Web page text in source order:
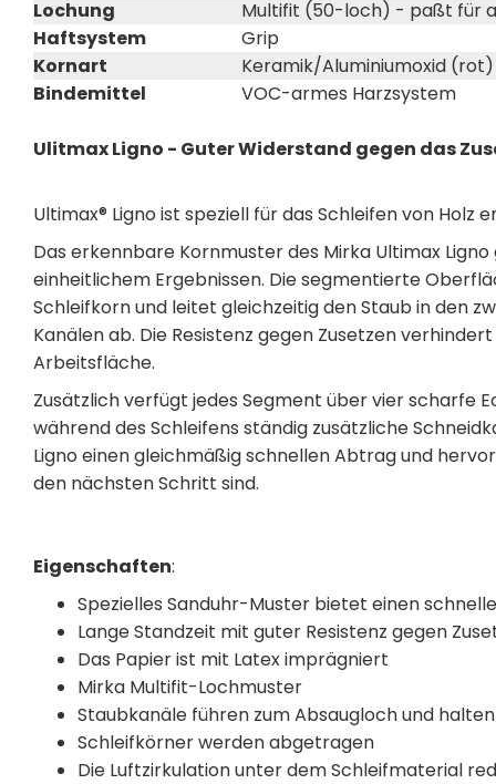
Lochung
Multifit (50-loch) - paßt für
Haftsystem
Grip
Kornart
Keramik/Aluminiumoxid (rot)
Bindemittel
VOC-armes Harzsystem
Ulitmax Ligno - Guter Widerstand gegen das
Ultimax® Ligno ist speziell für das Schleifen von Holz
Das erkennbare Kornmuster des Mirka Ultimax
einheitlichem Ergebnissen. Die segmentierte
Schleifkorn und leitet gleichzeitig den Staub in den
Kanälen ab. Die Resistenz gegen Zusetzen
Arbeitsfläche.
Zusätzlich verfügt jedes Segment über vier scharfe
während des Schleifens ständig zusätzliche
Ligno einen gleichmäßig schnellen Abtrag und
den nächsten Schritt sind.
Eigenschaften:
Spezielles Sanduhr-Muster bietet einen
Lange Standzeit mit guter Resistenz gegen
Das Papier ist mit Latex imprägniert
Mirka Multifit-Lochmuster
Staubkanäle führen zum Absaugloch und
Schleifkörner werden abgetragen
Die Luftzirkulation unter dem Schleifmaterial